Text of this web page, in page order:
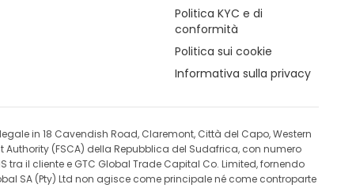
Politica KYC e di
conformità
Politica sui cookie
Informativa sulla privacy
in 18 Cavendish Road, Claremont, Città del Capo, Western
(FSCA) della Repubblica del Sudafrica, con numero
tra il cliente e GTC Global Trade Capital Co. Limited, fornendo
SA (Pty) Ltd non agisce come principale né come controparte